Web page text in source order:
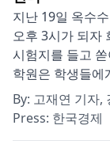
지난 19일 옥수
오후 3시가 되자
시험지를 들고
학원은 학생들에
By: 고재연 기자,
Press: 한국경제